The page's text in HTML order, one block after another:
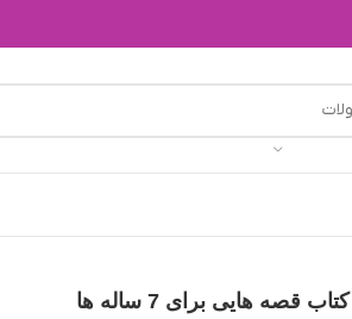
کتاب قصه هایی برای 7 ساله ها